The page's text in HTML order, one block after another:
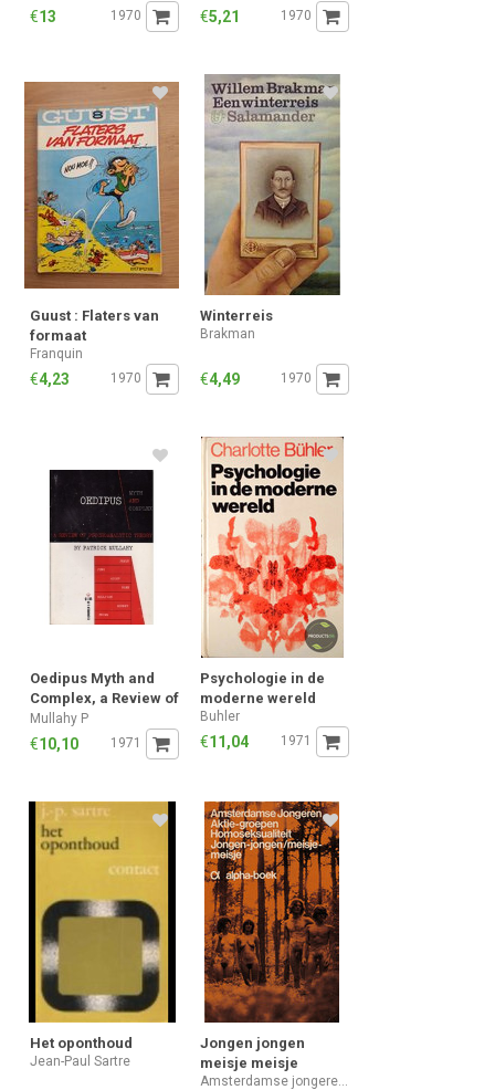
€13 1970 €5,21 1970
Guust : Flaters van
formaat
Franquin
€4,23 1970
Winterreis
Brakman
€4,49 1970
Oedipus Myth and
Complex, a Review of
Psychoanalytic
Mullahy P
€10,10 1971
Psychologie in de
moderne wereld
Buhler
€11,04 1971
Het oponthoud
Jean-Paul Sartre
Jongen jongen
meisje meisje
Amsterdamse jongeren aktie-groepen homoseksualiteit: Osseman, Dick e.a.